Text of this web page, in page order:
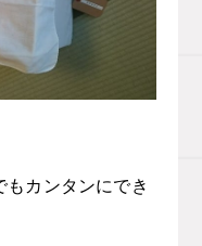
もカンタンにでき